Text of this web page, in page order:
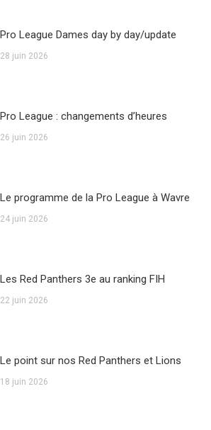
Pro League Dames day by day/update
28 juin 2026
Pro League : changements d’heures
26 juin 2026
Le programme de la Pro League à Wavre
24 juin 2026
Les Red Panthers 3e au ranking FIH
22 juin 2026
Le point sur nos Red Panthers et Lions
18 juin 2026